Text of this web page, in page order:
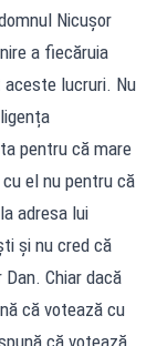
Nicușor
a fiecăruia
aceste lucruri. Nu
pentru că mare
el nu pentru că
adresa lui
și nu cred că
Chiar dacă
că votează cu
că votează